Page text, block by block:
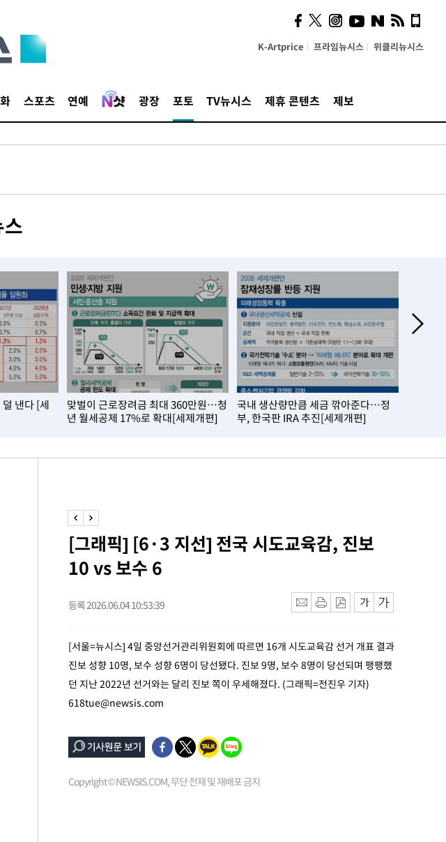
K-Artprice 프라임뉴시스 위클리뉴시스
스포츠 연예 광장 포토 TV뉴시스 제휴 콘텐츠 제보
낸다 [세
맞벌이 근로장려금 최대 360만원…청
년 월세공제 17%로 확대[세제개편]
국내 생산량만큼 세금 깎아준다…정
부, 한국판 IRA 추진[세제개편]
[그래픽] [6·3 지선] 전국 시도교육감, 진보
10 vs 보수 6
등록 2026.06.04 10:53:39
[서울=뉴시스] 4일 중앙선거관리위원회에 따르면 16개 시도교육감 선거 개표 결과
진보 성향 10명, 보수 성향 6명이 당선됐다. 진보 9명, 보수 8명이 당선되며 팽팽했
던 지난 2022년 선거와는 달리 진보 쪽이 우세해졌다. (그래픽=전진우 기자)
618tue@newsis.com
Copyright © NEWSIS.COM, 무단 전재 및 재배포 금지